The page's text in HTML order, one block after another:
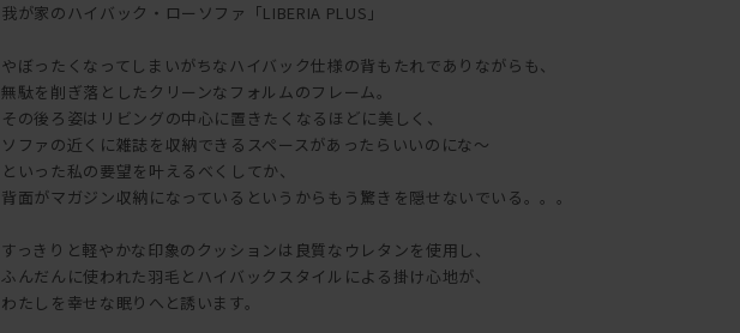
我が家のハイバック・ローソファ「LIBERIA PLUS」
やぼったくなってしまいがちなハイバック仕様の背もたれでありながらも、
無駄を削ぎ落としたクリーンなフォルムのフレーム。
その後ろ姿はリビングの中心に置きたくなるほどに美しく、
ソファの近くに雑誌を収納できるスペースがあったらいいのにな～
といった私の要望を叶えるべくしてか、
背面がマガジン収納になっているというからもう驚きを隠せないでいる。。。
すっきりと軽やかな印象のクッションは良質なウレタンを使用し、
ふんだんに使われた羽毛とハイバックスタイルによる掛け心地が、
わたしを幸せな眠りへと誘います。